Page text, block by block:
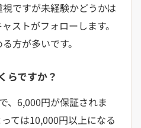
ですが未経験かどうかは
ストがフォローします。
方が多いです。
らですか？
、6,000円が保証されま
ては10,000円以上になる